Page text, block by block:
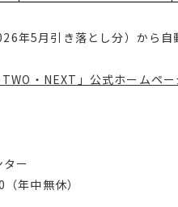
5月引き落とし分）から自
TWO・NEXT」公式ホームペー
ー
中無休）